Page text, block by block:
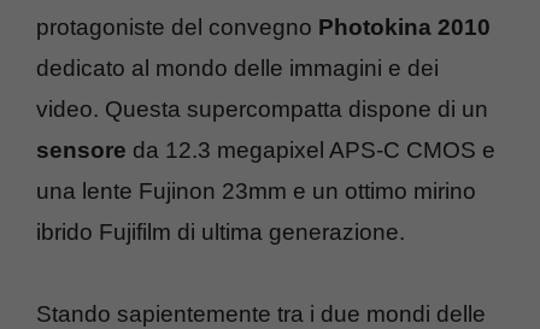
protagoniste del convegno Photokina 2010
dedicato al mondo delle immagini e dei
video. Questa supercompatta dispone di un
sensore da 12.3 megapixel APS-C CMOS e
una lente Fujinon 23mm e un ottimo mirino
ibrido Fujifilm di ultima generazione.
Stando sapientemente tra i due mondi delle